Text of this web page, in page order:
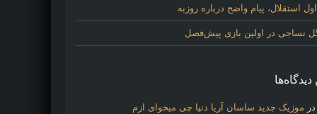
استقلال، پیام واضح درباره روزبه
نساجی در اولین بازی پیش‌فصل
موزیک جدید ساسان آریا دنیا چی میخوای ازم